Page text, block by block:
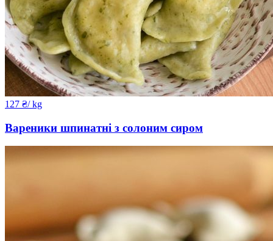
127 ₴/ kg
Вареники шпинатні з солоним сиром